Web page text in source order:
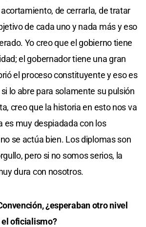
de cerrarla, de tratar
de cada uno y nada más y eso
Yo creo que el gobierno tiene
el gobernador tiene una gran
el proceso constituyente y eso es
lo abre para solamente su pulsión
creo que la historia en esto nos va
es muy despiadada con los
se actúa bien. Los diplomas son
pero si no somos serios, la
dura con nosotros.
¿esperaban otro nivel
oficialismo?